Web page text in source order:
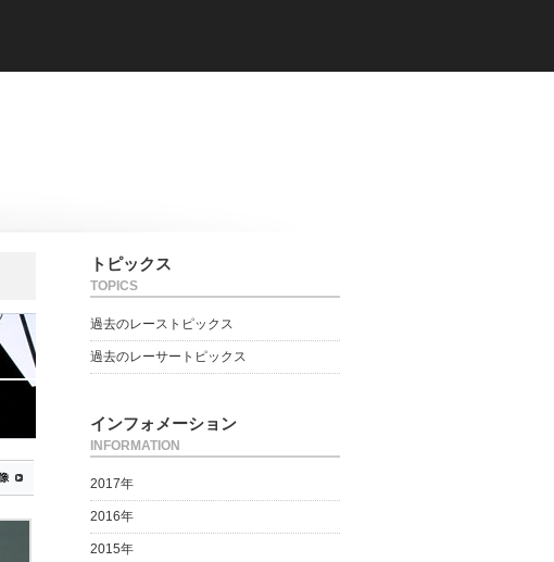
トピックス
TOPICS
過去のレーストピックス
過去のレーサートピックス
インフォメーション
INFORMATION
2017年
2016年
2015年